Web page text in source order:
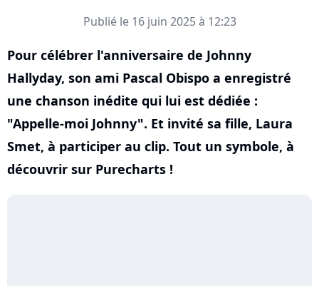
Publié le 16 juin 2025 à 12:23
Pour célébrer l'anniversaire de Johnny
Hallyday, son ami Pascal Obispo a enregistré
une chanson inédite qui lui est dédiée :
"Appelle-moi Johnny". Et invité sa fille, Laura
Smet, à participer au clip. Tout un symbole, à
découvrir sur Purecharts !